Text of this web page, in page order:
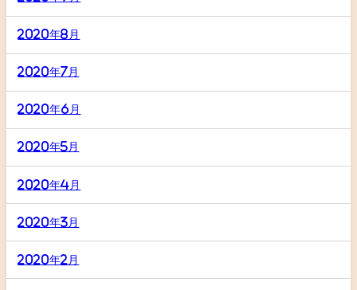
2020年8月
2020年7月
2020年6月
2020年5月
2020年4月
2020年3月
2020年2月